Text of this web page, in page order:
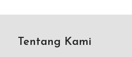
Tentang Kami